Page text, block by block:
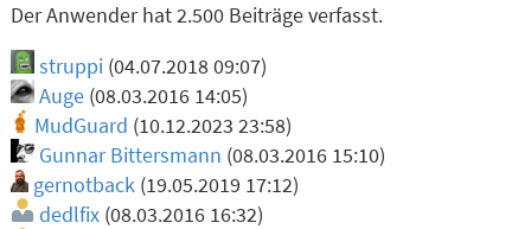
Der Anwender hat 2.500 Beiträge verfasst.
struppi(04.07.2018 09:07)
Auge(08.03.2016 14:05)
MudGuard (10.12.2023 23:58)
Gunnar Bittersmann (08.03.2016 15:10)
gernotback(19.05.2019 17:12)
dedlfix(08.03.2016 16:32)